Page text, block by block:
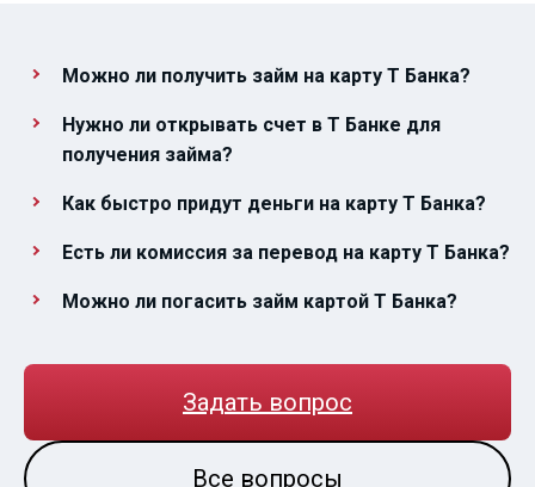
Можно ли получить займ на карту Т Банка?
Нужно ли открывать счет в Т Банке для
получения займа?
Как быстро придут деньги на карту Т Банка?
Есть ли комиссия за перевод на карту Т Банка?
Можно ли погасить займ картой Т Банка?
Задать вопрос
Все вопросы